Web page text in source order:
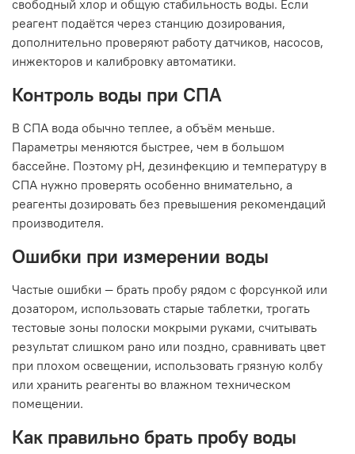
свободный хлор и общую стабильность воды. Если
реагент подаётся через станцию дозирования,
дополнительно проверяют работу датчиков, насосов,
инжекторов и калибровку автоматики.
Контроль воды при СПА
В СПА вода обычно теплее, а объём меньше.
Параметры меняются быстрее, чем в большом
бассейне. Поэтому pH, дезинфекцию и температуру в
СПА нужно проверять особенно внимательно, а
реагенты дозировать без превышения рекомендаций
производителя.
Ошибки при измерении воды
Частые ошибки — брать пробу рядом с форсункой или
дозатором, использовать старые таблетки, трогать
тестовые зоны полоски мокрыми руками, считывать
результат слишком рано или поздно, сравнивать цвет
при плохом освещении, использовать грязную колбу
или хранить реагенты во влажном техническом
помещении.
Как правильно брать пробу воды